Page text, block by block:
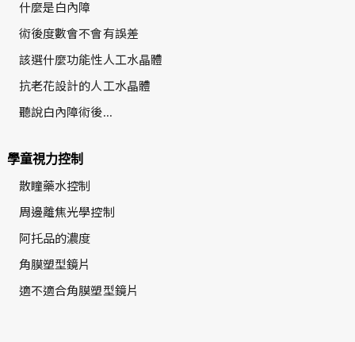
什麼是白內障
術後度數會不會有誤差
該選什麼功能性人工水晶體
抗老花設計的人工水晶體
聽說白內障術後...
學童視力控制
散瞳藥水控制
周邊離焦光學控制
阿托品的濃度
角膜塑型鏡片
適不適合角膜塑型鏡片